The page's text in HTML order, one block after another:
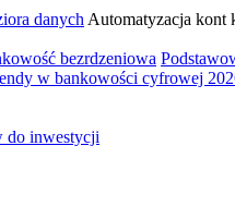
danych Automatyzacja kont
bezrdzeniowa
w bankowości cyfrowej
do inwestycji